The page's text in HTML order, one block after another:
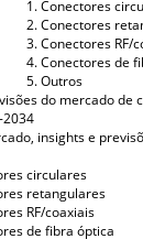
Conectores
Conectores
Conectores RF/
Conectores de
Outros
do mercado de
2034
insights e
circulares
retangulares
RF/coaxiais
de fibra óptica